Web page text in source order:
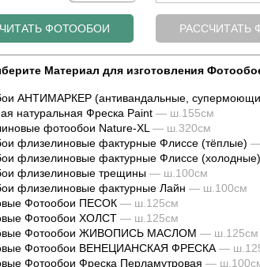
Материал для изготовления
АНТИМАРКЕР (антивандальные,
натуральная Фреска Paint — ш.155см
фотообои Nature-XL — ш.320см
флизелиновые фактурные Флиссе (тёплые) —
флизелиновые фактурные Флиссе (холодные)
флизелиновые трещины — ш.100см
флизелиновые фактурные Лайн — ш.100см
Фотообои ПЕСОК — ш.125см
Фотообои ХОЛСТ — ш.125см
Фотообои ЖИВОПИСЬ МАСЛОМ — ш.125см
Фотообои ВЕНЕЦИАНСКАЯ ФРЕСКА —
Фотообои Фреска Перламутровая —